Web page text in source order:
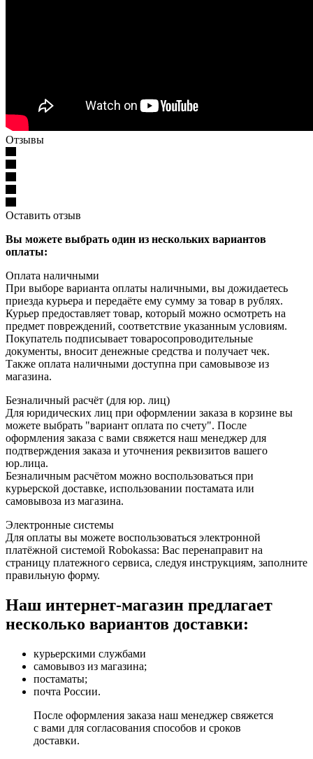
Отзывы
Оставить отзыв
Вы можете выбрать один из нескольких вариантов
оплаты:
Оплата наличными
При выборе варианта оплаты наличными, вы дожидаетесь
приезда курьера и передаёте ему сумму за товар в рублях.
Курьер предоставляет товар, который можно осмотреть на
предмет повреждений, соответствие указанным условиям.
Покупатель подписывает товаросопроводительные
документы, вносит денежные средства и получает чек.
Также оплата наличными доступна при самовывозе из
магазина.
Безналичный расчёт (для юр. лиц)
Для юридических лиц при оформлении заказа в корзине вы
можете выбрать "вариант оплата по счету". После
оформления заказа с вами свяжется наш менеджер для
подтверждения заказа и уточнения реквизитов вашего
юр.лица.
Безналичным расчётом можно воспользоваться при
курьерской доставке, использовании постамата или
самовывоза из магазина.
Электронные системы
Для оплаты вы можете воспользоваться электронной
платёжной системой Robokassa: Вас перенаправит на
страницу платежного сервиса, следуя инструкциям, заполните
правильную форму.
Наш интернет-магазин предлагает
несколько вариантов доставки:
курьерскими службами
самовывоз из магазина;
постаматы;
почта России.
После оформления заказа наш менеджер свяжется
с вами для согласования способов и сроков
доставки.